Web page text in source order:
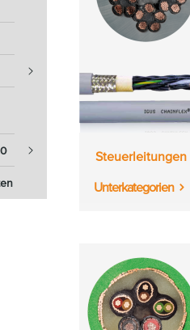
Steuerleitungen
Unterkategorien